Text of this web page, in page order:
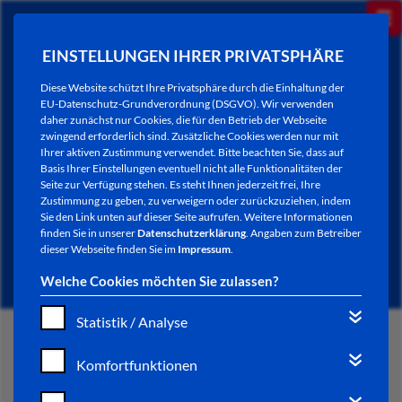
EINSTELLUNGEN IHRER PRIVATSPHÄRE
Diese Website schützt Ihre Privatsphäre durch die Einhaltung der
EU-Datenschutz-Grundverordnung (DSGVO). Wir verwenden
daher zunächst nur Cookies, die für den Betrieb der Webseite
zwingend erforderlich sind. Zusätzliche Cookies werden nur mit
Ihrer aktiven Zustimmung verwendet. Bitte beachten Sie, dass auf
Basis Ihrer Einstellungen eventuell nicht alle Funktionalitäten der
Seite zur Verfügung stehen. Es steht Ihnen jederzeit frei, Ihre
Zustimmung zu geben, zu verweigern oder zurückzuziehen, indem
Sie den Link unten auf dieser Seite aufrufen. Weitere Informationen
finden Sie in unsererDatenschutzerklärung. Angaben zum Betreiber
dieser Webseite finden Sie im Impressum.
Welche Cookies möchten Sie zulassen?
Statistik / Analyse
Komfortfunktionen
AKTUELLES
START